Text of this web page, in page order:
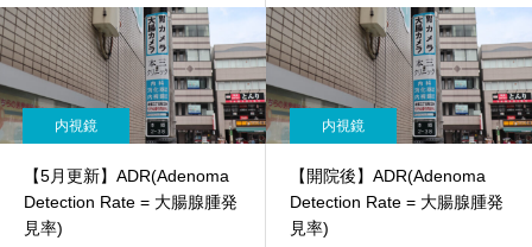
内視鏡
【5月更新】ADR(Adenoma
Detection Rate = 大腸腺腫発
見率)
内視鏡
【開院後】ADR(Adenoma
Detection Rate = 大腸腺腫発
見率)